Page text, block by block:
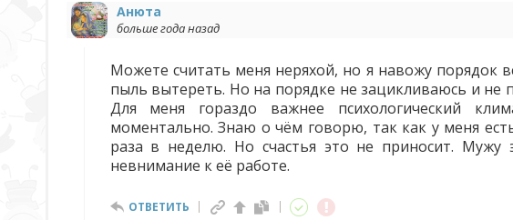
Анюта
больше года назад
Можете считать меня неряхой, но я навожу порядок
пыль вытереть. Но на порядке не зацикливаюсь и
Для меня гораздо важнее психологический
моментально. Знаю о чём говорю, так как у меня
раза в неделю. Но счастья это не приносит. Мужу
невнимание к её работе.
ОТВЕТИТЬ